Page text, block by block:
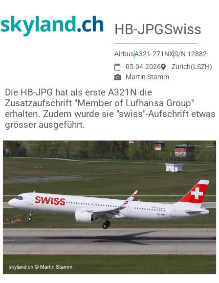
HB-JPGSwiss
AirbusA321-271NXS/N 12882
05.04.2026
Zurich(LSZH)
Martin Stamm
Die HB-JPG hat als erste A321N die
Zusatzaufschrift "Member of Lufhansa Group"
erhalten. Zudem wurde sie "swiss"-Aufschrift etwas
grösser ausgeführt.